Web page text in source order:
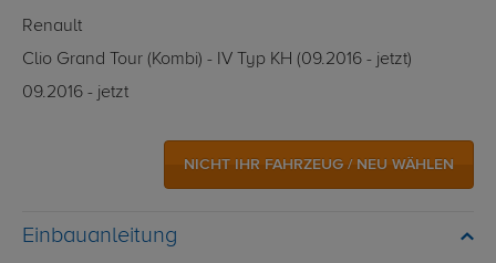
Renault
Clio Grand Tour (Kombi) - IV Typ KH (09.2016 - jetzt)
09.2016 - jetzt
NICHT IHR FAHRZEUG / NEU WÄHLEN
Einbauanleitung